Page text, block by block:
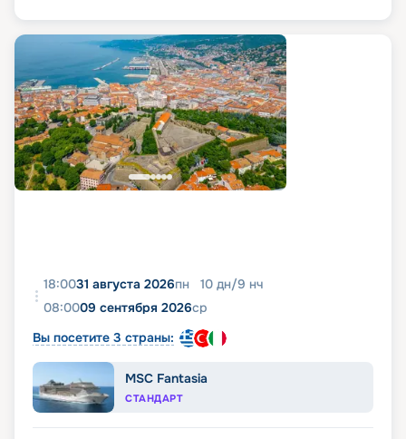
18:0031 августа 2026пн 10 дн/9 нч
08:0009 сентября 2026ср
Вы посетите 3 страны:
MSC Fantasia
СТАНДАРТ